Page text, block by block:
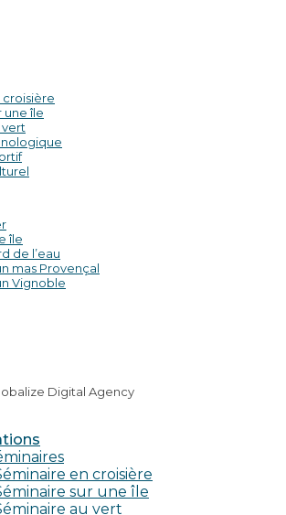
croisière
une île
vert
île
de l’eau
mas Provençal
Vignoble
Digital Agency
en croisière
sur une île
au vert